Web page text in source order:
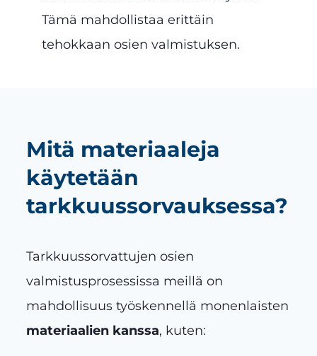
Tämä mahdollistaa erittäin
tehokkaan osien valmistuksen.
Mitä materiaaleja
käytetään
tarkkuussorvauksessa?
Tarkkuussorvattujen osien
valmistusprosessissa meillä on
mahdollisuus työskennellä monenlaisten
materiaalien kanssa, kuten: